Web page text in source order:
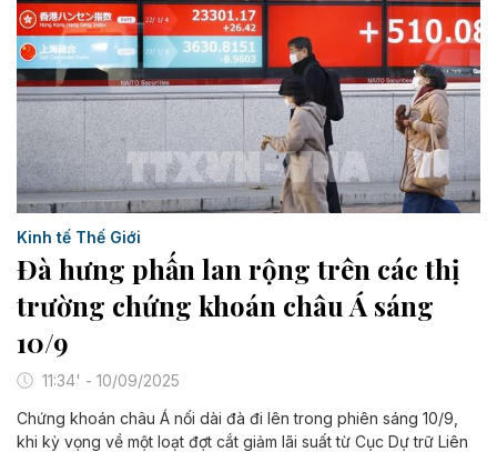
Kinh tế Thế Giới
Đà hưng phấn lan rộng trên các thị
trường chứng khoán châu Á sáng
10/9
11:34' - 10/09/2025
Chứng khoán châu Á nối dài đà đi lên trong phiên sáng 10/9,
khi kỳ vọng về một loạt đợt cắt giảm lãi suất từ Cục Dự trữ Liên